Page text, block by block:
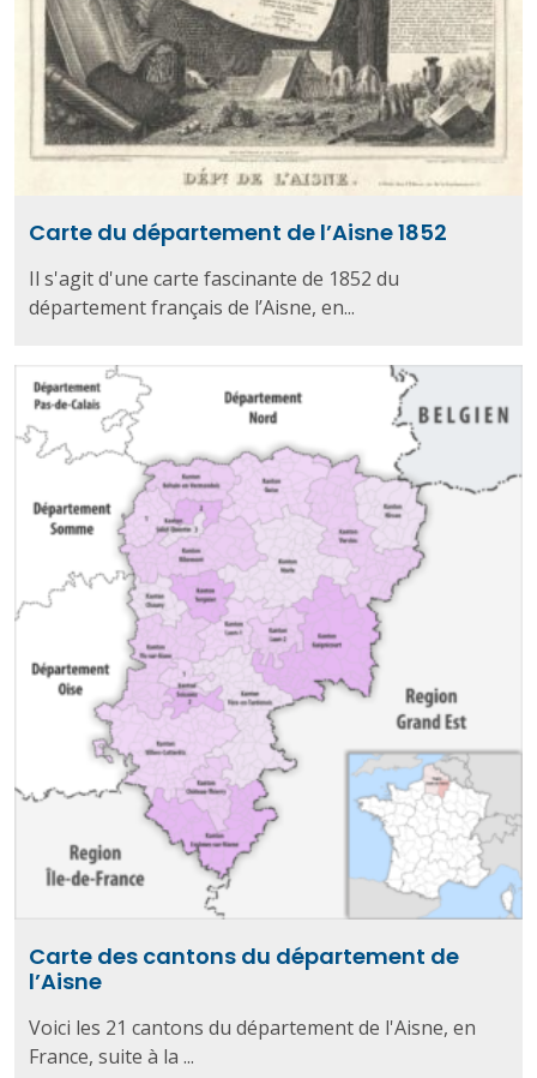
Carte du département de l’Aisne 1852
Il s'agit d'une carte fascinante de 1852 du
département français de l’Aisne, en...
Carte des cantons du département de
l’Aisne
Voici les 21 cantons du département de l'Aisne, en
France, suite à la ...